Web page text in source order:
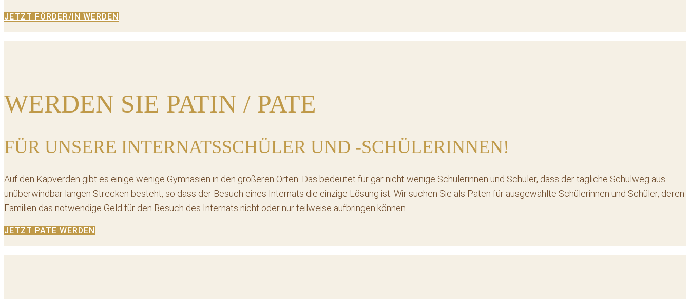
JETZT FÖRDER/IN WERDEN
WERDEN SIE PATIN / PATE
FÜR UNSERE INTERNATSSCHÜLER UND -SCHÜLERINNEN!
Auf den Kapverden gibt es einige wenige Gymnasien in den größeren Orten. Das bedeutet für gar nicht wenige Schülerinnen und Schüler, dass der tägliche Schulweg aus
unüberwindbar langen Strecken besteht, so dass der Besuch eines Internats die einzige Lösung ist. Wir suchen Sie als Paten für ausgewählte Schülerinnen und Schüler, deren
Familien das notwendige Geld für den Besuch des Internats nicht oder nur teilweise aufbringen können.
JETZT PATE WERDEN